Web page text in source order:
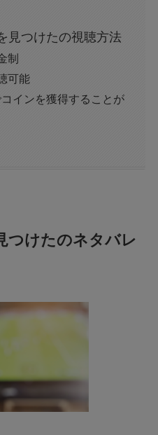
見つけたの視聴方法
制
可能
インを獲得することが
つけたのネタバレ